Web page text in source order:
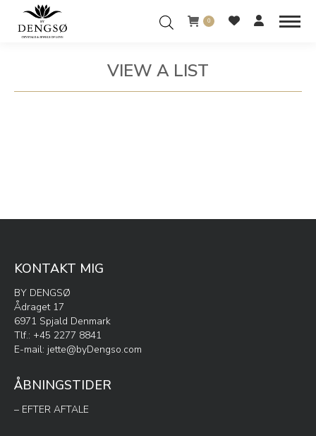
0
VIEW A LIST
You are here:
KONTAKT MIG
BY DENGSØ
Ådraget 17
6971 Spjald Denmark
Tlf.: +45 2277 8841
E-mail: jette@byDengso.com
ÅBNINGSTIDER
– EFTER AFTALE